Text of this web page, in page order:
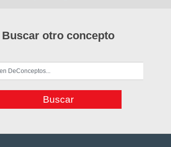
Buscar otro concepto